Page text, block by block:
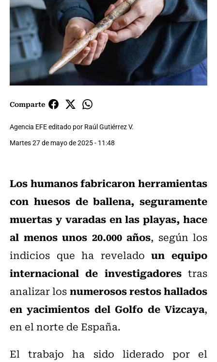
Comparte
Agencia EFE editado por Raúl Gutiérrez V.
Martes 27 de mayo de 2025 - 11:48
Los humanos fabricaron herramientas
con huesos de ballena, seguramente
muertas y varadas en las playas, hace
al menos unos 20.000 años, según los
indicios que ha reveladoun equipo
internacional de investigadorestras
analizar losnumerosos restos hallados
en yacimientos del Golfo de Vizcaya,
en el norte de España.
El trabajo ha sido liderado por el